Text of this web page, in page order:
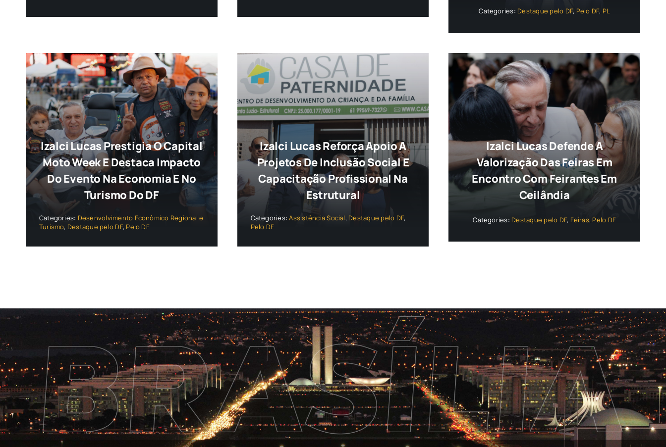
Categories: Destaque pelo DF, Pelo DF, PL
Izalci Lucas Prestigia O Capital
Moto Week E Destaca Impacto
Do Evento Na Economia E No
Turismo Do DF
Categories: Desenvolvimento Econômico Regional e
Turismo, Destaque pelo DF, Pelo DF
Izalci Lucas Reforça Apoio A
Projetos De Inclusão Social E
Capacitação Profissional Na
Estrutural
Categories:Assistência Social, Destaque pelo DF,
Pelo DF
Izalci Lucas Defende A
Valorização Das Feiras Em
Encontro Com Feirantes Em
Ceilândia
Categories: Destaque pelo DF, Feiras, Pelo DF